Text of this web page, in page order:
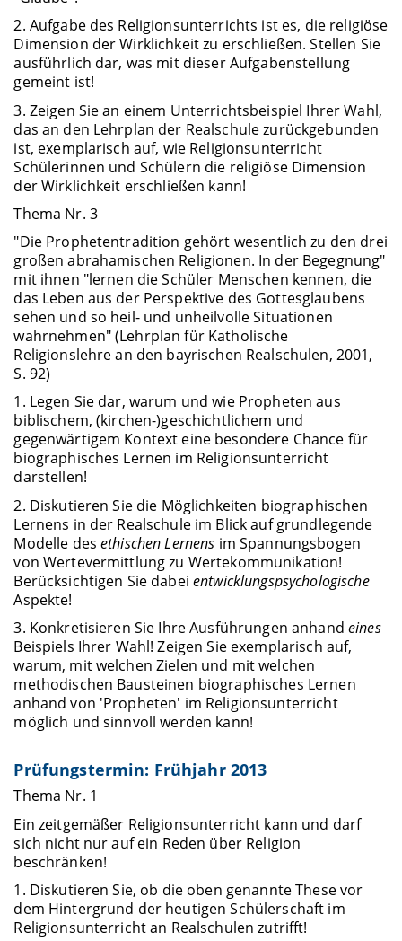
2. Aufgabe des Religionsunterrichts ist es, die religiöse
Dimension der Wirklichkeit zu erschließen. Stellen Sie
ausführlich dar, was mit dieser Aufgabenstellung
gemeint ist!
3. Zeigen Sie an einem Unterrichtsbeispiel Ihrer Wahl,
das an den Lehrplan der Realschule zurückgebunden
ist, exemplarisch auf, wie Religionsunterricht
Schülerinnen und Schülern die religiöse Dimension
der Wirklichkeit erschließen kann!
Thema Nr. 3
"Die Prophetentradition gehört wesentlich zu den drei
großen abrahamischen Religionen. In der Begegnung"
mit ihnen "lernen die Schüler Menschen kennen, die
das Leben aus der Perspektive des Gottesglaubens
sehen und so heil- und unheilvolle Situationen
wahrnehmen" (Lehrplan für Katholische
Religionslehre an den bayrischen Realschulen, 2001,
S. 92)
1. Legen Sie dar, warum und wie Propheten aus
biblischem, (kirchen-)geschichtlichem und
gegenwärtigem Kontext eine besondere Chance für
biographisches Lernen im Religionsunterricht
darstellen!
2. Diskutieren Sie die Möglichkeiten biographischen
Lernens in der Realschule im Blick auf grundlegende
Modelle desethischen Lernens im Spannungsbogen
von Wertevermittlung zu Wertekommunikation!
Berücksichtigen Sie dabeientwicklungspsychologische
Aspekte!
3. Konkretisieren Sie Ihre Ausführungen anhand eines
Beispiels Ihrer Wahl! Zeigen Sie exemplarisch auf,
warum, mit welchen Zielen und mit welchen
methodischen Bausteinen biographisches Lernen
anhand von 'Propheten' im Religionsunterricht
möglich und sinnvoll werden kann!
Prüfungstermin: Frühjahr 2013
Thema Nr. 1
Ein zeitgemäßer Religionsunterricht kann und darf
sich nicht nur auf ein Reden über Religion
beschränken!
1. Diskutieren Sie, ob die oben genannte These vor
dem Hintergrund der heutigen Schülerschaft im
Religionsunterricht an Realschulen zutrifft!